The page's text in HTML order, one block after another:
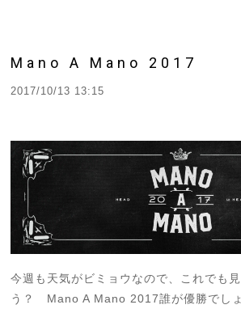
Mano A Mano 2017
2017/10/13 13:15
今週も天気がビミョウなので、これでも
う？ Mano A Mano 2017誰が優勝でし